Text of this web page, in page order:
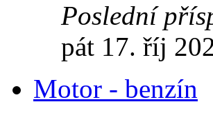
Poslední
pát 17. říj
Motor - benzín